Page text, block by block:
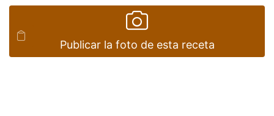
Publicar la foto de esta receta